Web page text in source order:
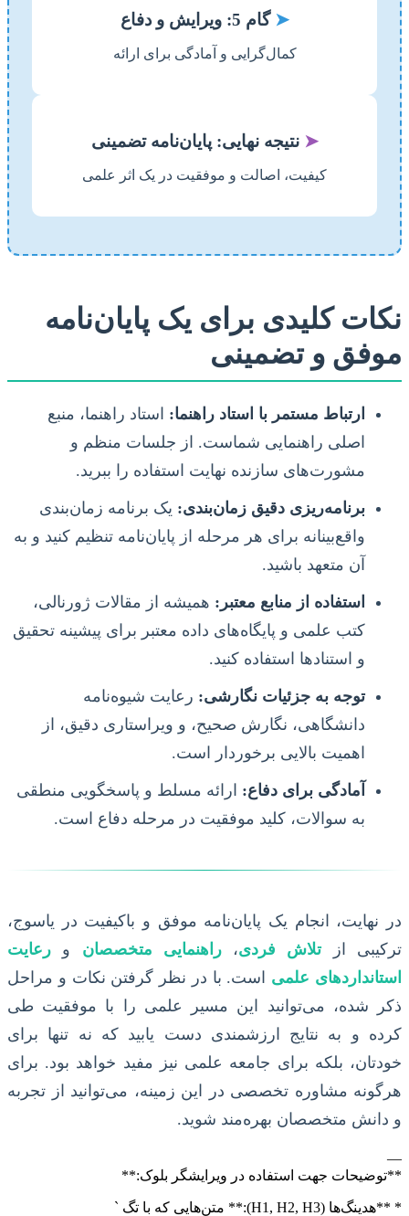
➤ گام 5: ویرایش و دفاع
کمال‌گرایی و آمادگی برای ارائه
➤ نتیجه نهایی: پایان‌نامه تضمینی
کیفیت، اصالت و موفقیت در یک اثر علمی
نکات کلیدی برای یک پایان‌نامه
موفق و تضمینی
ارتباط مستمر با استاد راهنما: استاد راهنما، منبع
اصلی راهنمایی شماست. از جلسات منظم و
مشورت‌های سازنده نهایت استفاده را ببرید.
برنامه‌ریزی دقیق زمان‌بندی: یک برنامه زمان‌بندی
واقع‌بینانه برای هر مرحله از پایان‌نامه تنظیم کنید و به
آن متعهد باشید.
استفاده از منابع معتبر: همیشه از مقالات ژورنالی،
کتب علمی و پایگاه‌های داده معتبر برای پیشینه تحقیق
و استنادها استفاده کنید.
توجه به جزئیات نگارشی: رعایت شیوه‌نامه
دانشگاهی، نگارش صحیح، و ویراستاری دقیق، از
اهمیت بالایی برخوردار است.
آمادگی برای دفاع: ارائه مسلط و پاسخگویی منطقی
به سوالات، کلید موفقیت در مرحله دفاع است.
در نهایت، انجام یک پایان‌نامه موفق و باکیفیت در یاسوج،
ترکیبی ازتلاش فردی،راهنمایی متخصصان و رعایت
استانداردهای علمی است. با در نظر گرفتن نکات و مراحل
ذکر شده، می‌توانید این مسیر علمی را با موفقیت طی
کرده و به نتایج ارزشمندی دست یابید که نه تنها برای
خودتان، بلکه برای جامعه علمی نیز مفید خواهد بود. برای
هرگونه مشاوره تخصصی در این زمینه، می‌توانید از تجربه
و دانش متخصصان بهره‌مند شوید.
—
**توضیحات جهت استفاده در ویرایشگر بلوک:**
* **هدینگ‌ها (H1, H2, H3):** متن‌هایی که با تگ `